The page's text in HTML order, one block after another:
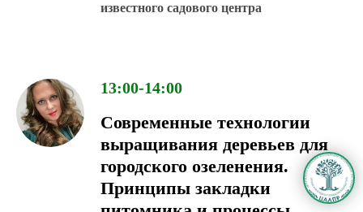
известного садового центра
13:00-14:00
Современные технологии
выращивания деревьев для
городского озеленения.
Принципы закладки